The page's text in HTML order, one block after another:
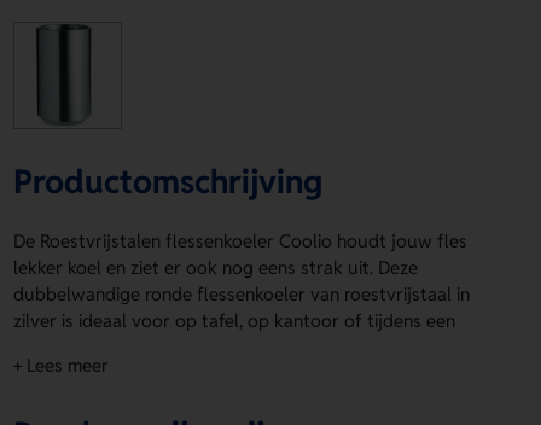
Productomschrijving
De Roestvrijstalen flessenkoeler Coolio houdt jouw fles
lekker koel en ziet er ook nog eens strak uit. Deze
dubbelwandige ronde flessenkoeler van roestvrijstaal in
zilver is ideaal voor op tafel, op kantoor of tijdens een
personaliseren op Voorzijde, Achterzijde, Front high en
+ Lees meer